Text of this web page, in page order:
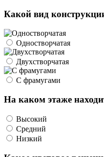
Какой вид
Одностворчатая
Двухстворчатая
С фрамугами
На каком этаже
Высокий
Средний
Низкий